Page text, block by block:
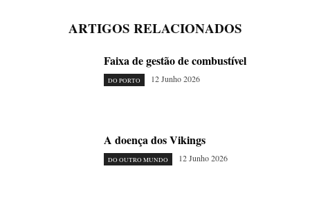
ARTIGOS RELACIONADOS
Faixa de gestão de combustível
DO PORTO 12 Junho 2026
A doença dos Vikings
DO OUTRO MUNDO 12 Junho 2026